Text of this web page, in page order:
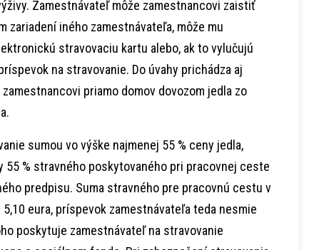
Zamestnávateľ môže zamestnancovi zaistiť
zariadení iného zamestnávateľa, môže mu
stravovaciu kartu alebo, ak to vylučujú
na stravovanie. Do úvahy prichádza aj
priamo domov dovozom jedla zo
sumou vo výške najmenej 55 % ceny jedla,
55 % stravného poskytovaného pri pracovnej ceste
predpisu. Suma stravného pre pracovnú cestu v
eura, príspevok zamestnávateľa teda nesmie
poskytuje zamestnávateľ na stravovanie